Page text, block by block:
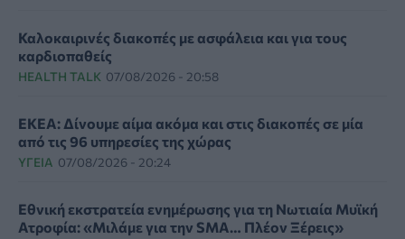
Καλοκαιρινές διακοπές με ασφάλεια και για τους
καρδιοπαθείς
HEALTH TALK 07/08/2026 - 20:58
ΕΚΕΑ: Δίνουμε αίμα ακόμα και στις διακοπές σε μία
από τις 96 υπηρεσίες της χώρας
ΥΓΕΊΑ 07/08/2026 - 20:24
Εθνική εκστρατεία ενημέρωσης για τη Νωτιαία Μυϊκή
Ατροφία: «Μιλάμε για την SMA… Πλέον Ξέρεις»